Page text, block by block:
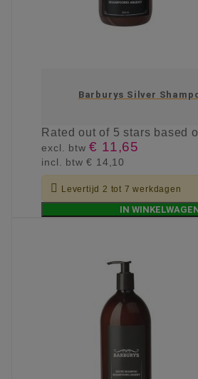
Barburys Silver
Ratedout of 5 stars based
excl. btw€ 11,65
incl. btw€ 14,10
 Levertijd 2 tot 7 werkdagen
IN